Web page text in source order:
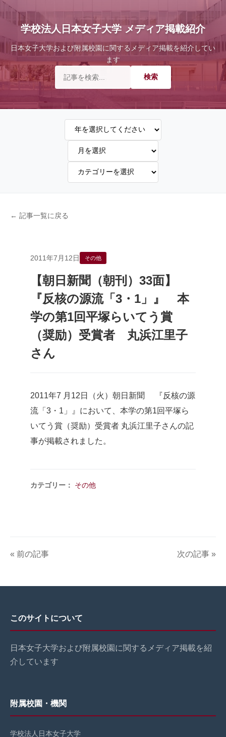
学校法人日本女子大学 メディア掲載紹介
日本女子大学および附属校園に関するメディア掲載を紹介してい
ます
← 記事一覧に戻る
2011年7月12日 その他
【朝日新聞（朝刊）33面】
『反核の源流「3・1」』 本
学の第1回平塚らいてう賞
（奨励）受賞者 丸浜江里子
さん
2011年7 月12日（火）朝日新聞 『反核の源
流「3・1」』において、本学の第1回平塚ら
いてう賞（奨励）受賞者 丸浜江里子さんの記
事が掲載されました。
カテゴリー： その他
« 前の記事 次の記事 »
このサイトについて
日本女子大学および附属校園に関するメディア掲載を紹
介しています
附属校園・機関
学校法人日本女子大学